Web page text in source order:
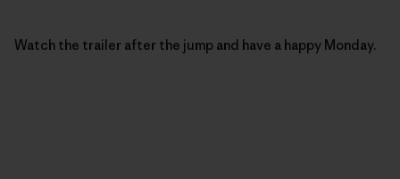
Watch the trailer after the jump and have a happy Monday.